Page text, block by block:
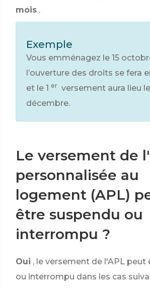
mois .
Exemple
Vous emménagez le 15
l’ouverture des droits se fera
et le 1 er versement aura lieu
décembre.
Le versement de
personnalisée au
logement (APL)
être suspendu ou
interrompu ?
Oui , le versement de l'APL peut
ou interrompu dans les cas